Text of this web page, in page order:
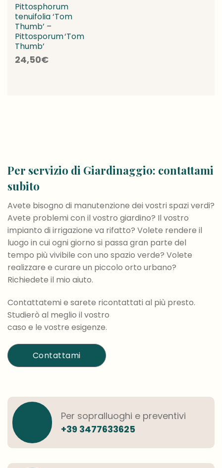
Pittosphorum
tenuifolia ‘Tom
Thumb’ –
Pittosporum ‘Tom
Thumb’
24,50€
Per servizio di Giardinaggio: contattami
subito
Avete bisogno di manutenzione dei vostri spazi verdi?
Avete problemi con il vostro giardino? Il vostro
impianto di irrigazione va rifatto? Volete rendere il
luogo in cui ogni giorno si passa gran parte del
tempo più vivibile con uno spazio verde? Volete
realizzare e curare un piccolo orto urbano?
Richiedete il mio aiuto.
Contattatemi e sarete ricontattati al più presto.
Studierò al meglio il vostro
caso e le vostre esigenze.
Contattami
Per sopralluoghi e preventivi
+39 3477633625